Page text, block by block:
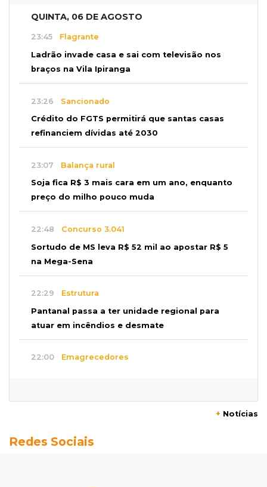
QUINTA, 06 DE AGOSTO
23:45 Flagrante
Ladrão invade casa e sai com televisão nos
braços na Vila Ipiranga
23:26 Sancionado
Crédito do FGTS permitirá que santas casas
refinanciem dívidas até 2030
23:07 Balança rural
Soja fica R$ 3 mais cara em um ano, enquanto
preço do milho pouco muda
22:48 Concurso 3.041
Sortudo de MS leva R$ 52 mil ao apostar R$ 5
na Mega-Sena
22:29 Estrutura
Pantanal passa a ter unidade regional para
atuar em incêndios e desmate
22:00 Emagrecedores
Granizo danifica telhados e plantações
+ Notícias
Redes Sociais